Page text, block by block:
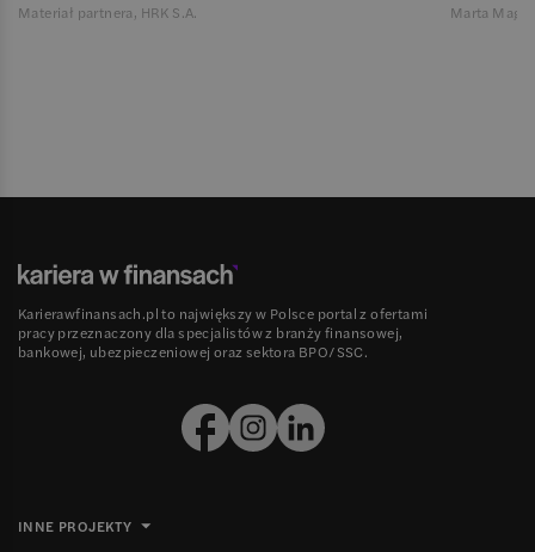
Materiał partnera, HRK S.A. Marta
Karierawfinansach.pl to największy w Polsce portal z ofertami
pracy przeznaczony dla specjalistów z branży finansowej,
bankowej, ubezpieczeniowej oraz sektora BPO/SSC.
INNE PROJEKTY